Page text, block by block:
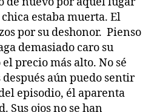
estaba muerta. El
por su deshonor. Pienso
demasiado caro su
precio más alto. No sé
aún puedo sentir
episodio, él aparenta
Sus ojos no se han